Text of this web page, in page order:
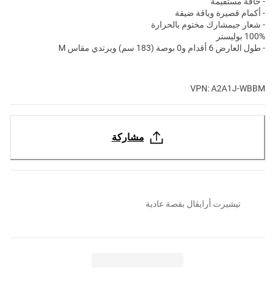
- أكمام قصيرة وياقة ضيقة
- شعار جيمشارك مختوم بالحرارة
100% بوليستر
- طول العارض 6 أقدام و0 بوصة (183 سم) ويرتدي مقاس M
VPN: A2A1J-WBBM
مشاركة
تيشيرت أرايڤال بقصة عادية